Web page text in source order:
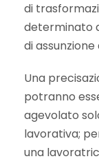
di
determinato
di
Una
potranno
agevolato
lavorativa;
una